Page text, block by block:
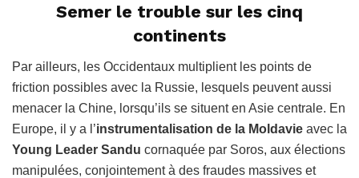
Semer le trouble sur les cinq
continents
Par ailleurs, les Occidentaux multiplient les points de
friction possibles avec la Russie, lesquels peuvent aussi
menacer la Chine, lorsqu’ils se situent en Asie centrale. En
Europe, il y a l’instrumentalisation de la Moldavie avec la
Young Leader Sandu cornaquée par Soros, aux élections
manipulées, conjointement à des fraudes massives et